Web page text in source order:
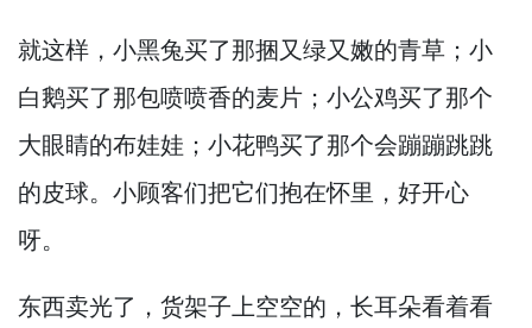
就这样， 小黑兔买了那捆又绿又嫩的青草；小
白鹅买了那包喷喷香的麦片；小公鸡买了那个
大眼睛的布娃娃；小花鸭买了那个会蹦蹦跳跳
的皮球。 小顾客们把它们抱在怀里， 好开心
呀。
东西卖光了， 货架子上空空的， 长耳朵看着看